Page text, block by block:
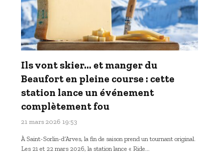
Ils vont skier… et manger du
Beaufort en pleine course : cette
station lance un événement
complètement fou
21 mars 2026 19:53
À Saint-Sorlin-d’Arves, la fin de saison prend un tournant original.
Les 21 et 22 mars 2026, la station lance « Ride…